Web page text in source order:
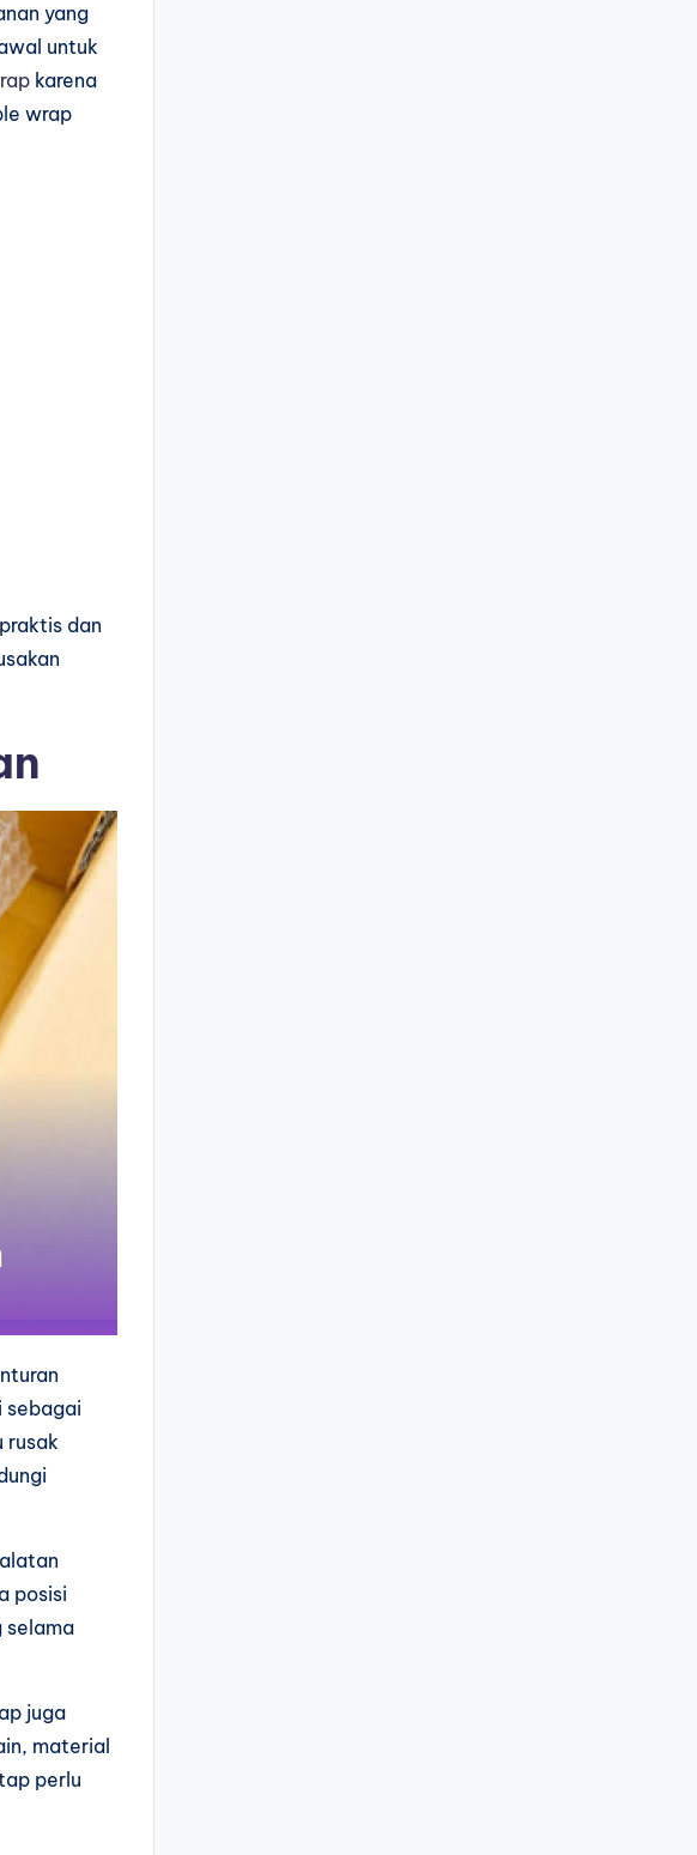
yang
untuk
karena
wrap
dan
sebagai
rusak
posisi
selama
juga
material
perlu